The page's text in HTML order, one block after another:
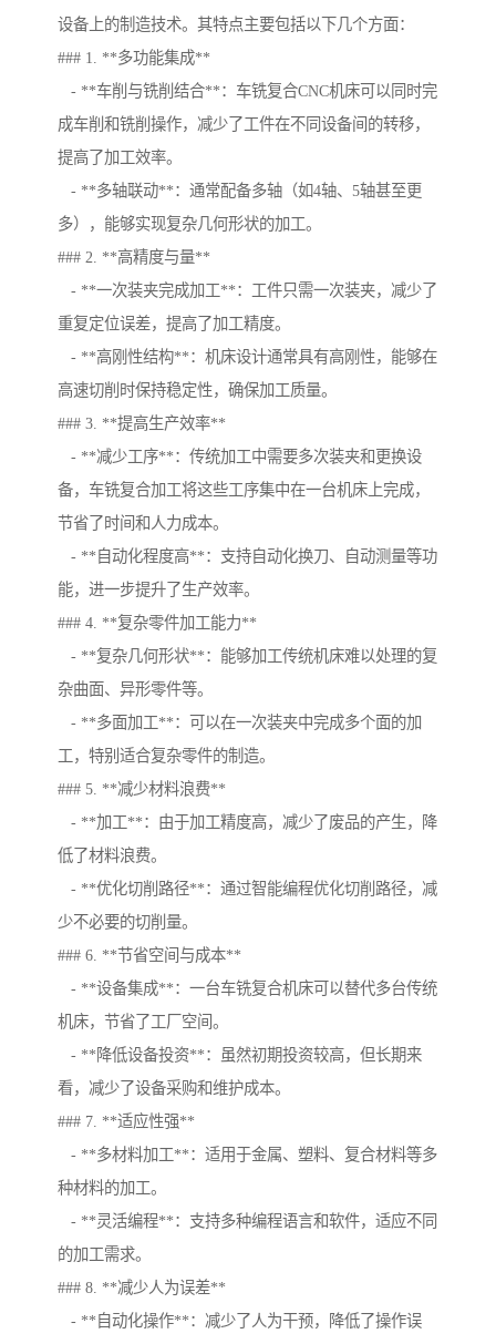
设备上的制造技术。其特点主要包括以下几个方面：
### 1. **多功能集成**
- **车削与铣削结合**：车铣复合CNC机床可以同时完
成车削和铣削操作，减少了工件在不同设备间的转移，
提高了加工效率。
- **多轴联动**：通常配备多轴（如4轴、5轴甚至更
多），能够实现复杂几何形状的加工。
### 2. **高精度与量**
- **一次装夹完成加工**：工件只需一次装夹，减少了
重复定位误差，提高了加工精度。
- **高刚性结构**：机床设计通常具有高刚性，能够在
高速切削时保持稳定性，确保加工质量。
### 3. **提高生产效率**
- **减少工序**：传统加工中需要多次装夹和更换设
备，车铣复合加工将这些工序集中在一台机床上完成，
节省了时间和人力成本。
- **自动化程度高**：支持自动化换刀、自动测量等功
能，进一步提升了生产效率。
### 4. **复杂零件加工能力**
- **复杂几何形状**：能够加工传统机床难以处理的复
杂曲面、异形零件等。
- **多面加工**：可以在一次装夹中完成多个面的加
工，特别适合复杂零件的制造。
### 5. **减少材料浪费**
- **加工**：由于加工精度高，减少了废品的产生，降
低了材料浪费。
- **优化切削路径**：通过智能编程优化切削路径，减
少不必要的切削量。
### 6. **节省空间与成本**
- **设备集成**：一台车铣复合机床可以替代多台传统
机床，节省了工厂空间。
- **降低设备投资**：虽然初期投资较高，但长期来
看，减少了设备采购和维护成本。
### 7. **适应性强**
- **多材料加工**：适用于金属、塑料、复合材料等多
种材料的加工。
- **灵活编程**：支持多种编程语言和软件，适应不同
的加工需求。
### 8. **减少人为误差**
- **自动化操作**：减少了人为干预，降低了操作误